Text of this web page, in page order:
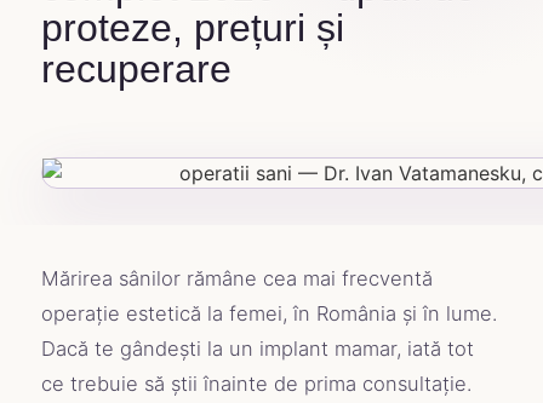
proteze, prețuri și
recuperare
Mărirea sânilor rămâne cea mai frecventă
operație estetică la femei, în România și în lume.
Dacă te gândești la un implant mamar, iată tot
ce trebuie să știi înainte de prima consultație.